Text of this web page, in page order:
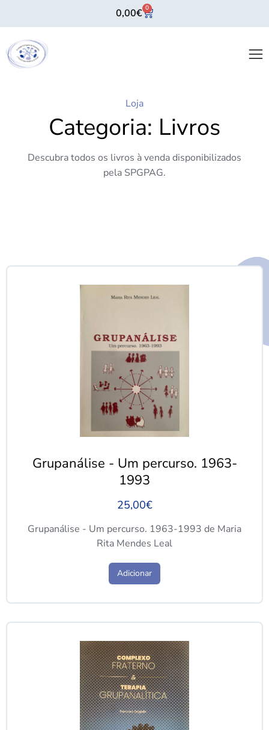
0,00€ 0
Loja
Categoria: Livros
Descubra todos os livros à venda disponibilizados
pela SPGPAG.
Grupanálise - Um percurso. 1963-
1993
25,00€
Grupanálise - Um percurso. 1963-1993 de Maria
Rita Mendes Leal
Adicionar